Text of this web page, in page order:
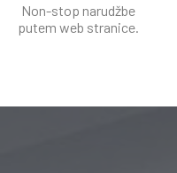
Non-stop narudžbe
putem web stranice.